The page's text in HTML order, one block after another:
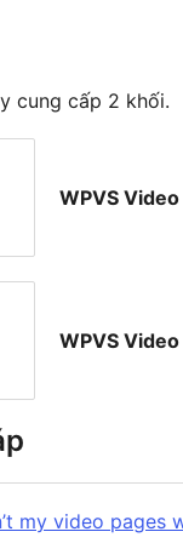
cung cấp 2 khối.
WPVS
WPVS
my video pages